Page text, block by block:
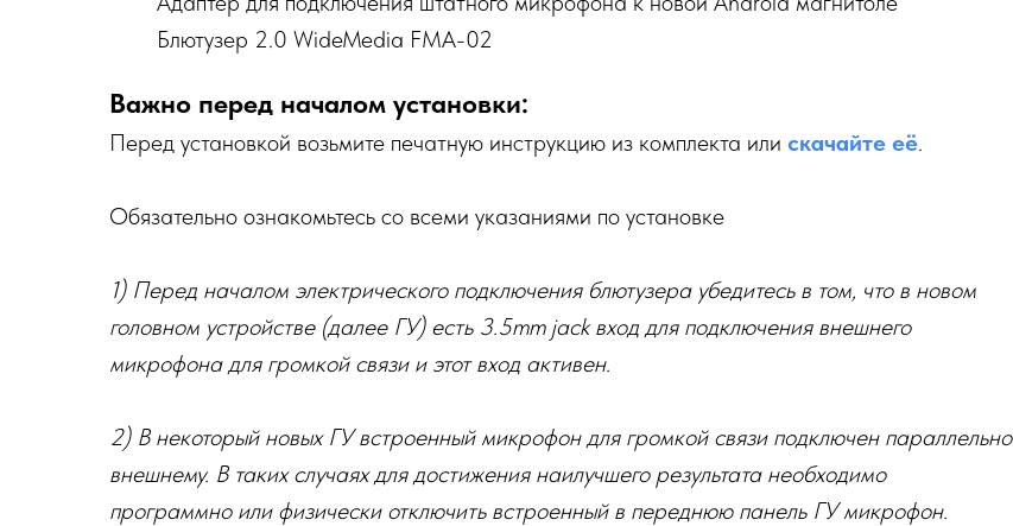
Блютузер 2.0 WideMedia FMA-02
Важно перед началом установки:
Перед установкой возьмите печатную инструкцию из комплекта или скачайте её.
Обязательно ознакомьтесь со всеми указаниями по установке
1) Перед началом электрического подключения блютузера убедитесь в том, что в новом
головном устройстве (далее ГУ) есть 3.5mm jack вход для подключения внешнего
микрофона для громкой связи и этот вход активен.
2) В некоторый новых ГУ встроенный микрофон для громкой связи подключен параллельно
внешнему. В таких случаях для достижения наилучшего результата необходимо
программно или физически отключить встроенный в переднюю панель ГУ микрофон.